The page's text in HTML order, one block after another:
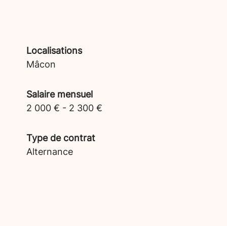
Localisations
Mâcon
Salaire mensuel
2 000 € - 2 300 €
Type de contrat
Alternance